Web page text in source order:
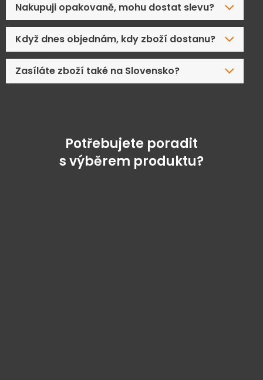
Nakupuji opakovaně, mohu dostat slevu?
Když dnes objednám, kdy zboží dostanu?
Zasíláte zboží také na Slovensko?
Potřebujete poradit
s výběrem produktu?